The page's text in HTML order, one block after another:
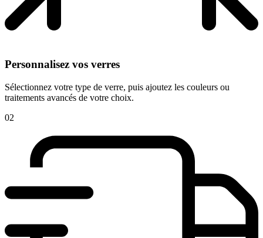
Personnalisez vos verres
Sélectionnez votre type de verre, puis ajoutez les couleurs ou
traitements avancés de votre choix.
02